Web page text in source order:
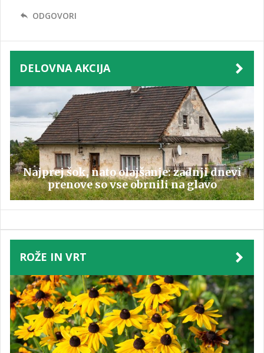
ODGOVORI
DELOVNA AKCIJA
Najprej šok, nato olajšanje: zadnji dnevi
prenove so vse obrnili na glavo
ROŽE IN VRT